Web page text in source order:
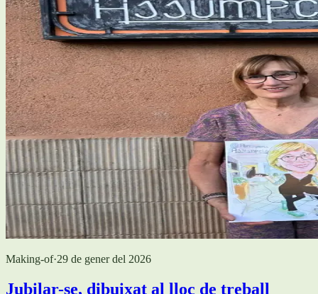
Making-of·29 de gener del 2026
Jubilar-se, dibuixat al lloc de treball